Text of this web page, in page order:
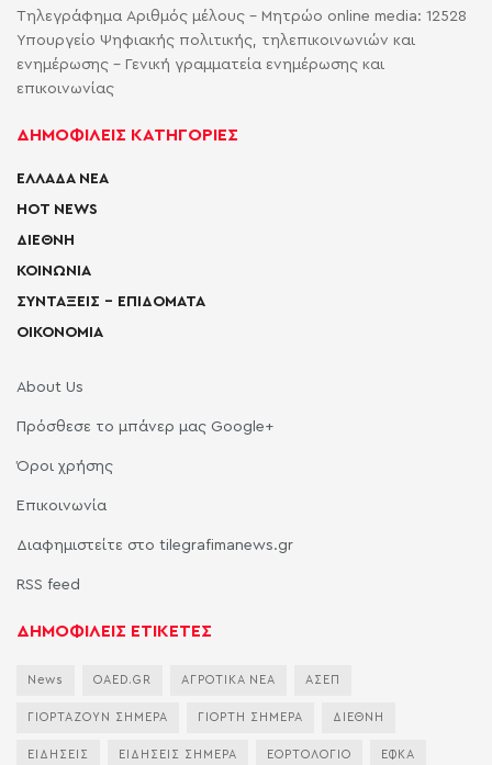
Τηλεγράφημα Αριθμός μέλους - Μητρώο online media: 12528
Υπουργείο Ψηφιακής πολιτικής, τηλεπικοινωνιών και
ενημέρωσης - Γενική γραμματεία ενημέρωσης και
επικοινωνίας
ΔΗΜΟΦΙΛΕΙΣ ΚΑΤΗΓΟΡΙΕΣ
ΕΛΛΑΔΑ ΝΕΑ
HOT NEWS
ΔΙΕΘΝΗ
ΚΟΙΝΩΝΙΑ
ΣΥΝΤΑΞΕΙΣ – ΕΠΙΔΟΜΑΤΑ
ΟΙΚΟΝΟΜΙΑ
About Us
Πρόσθεσε το μπάνερ μας Google+
Όροι χρήσης
Επικοινωνία
Διαφημιστείτε στο tilegrafimanews.gr
RSS feed
ΔΗΜΟΦΙΛΕΙΣ ΕΤΙΚΕΤΕΣ
News OAED.GR ΑΓΡΟΤΙΚΑ ΝΕΑ ΑΣΕΠ
ΓΙΟΡΤΑΖΟΥΝ ΣΗΜΕΡΑ ΓΙΟΡΤΗ ΣΗΜΕΡΑ ΔΙΕΘΝΗ
ΕΙΔΗΣΕΙΣ ΕΙΔΗΣΕΙΣ ΣΗΜΕΡΑ ΕΟΡΤΟΛΟΓΙΟ ΕΦΚΑ